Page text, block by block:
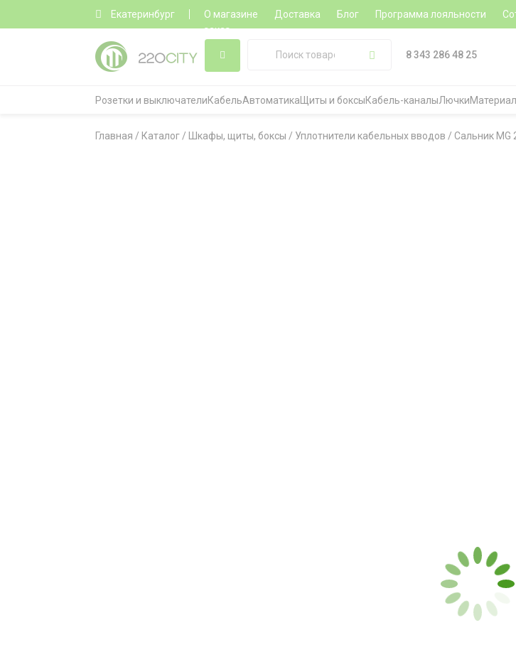
Екатеринбург О магазине Доставка Блог Программа лояльности
заказ
8 343 286 48 25
Розетки и выключателиКабельАвтоматика Щиты и боксыКабель-каналыЛючки
Главная / Каталог / Шкафы, щиты, боксы / Уплотнители кабельных вводов / Сальник